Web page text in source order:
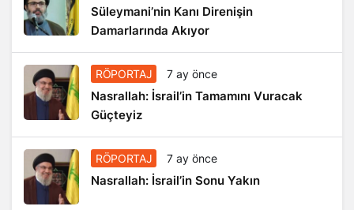
Süleymani’nin Kanı Direnişin
Damarlarında Akıyor
RÖPORTAJ 7 ay önce
Nasrallah: İsrail’in Tamamını Vuracak
Güçteyiz
RÖPORTAJ 7 ay önce
Nasrallah: İsrail’in Sonu Yakın